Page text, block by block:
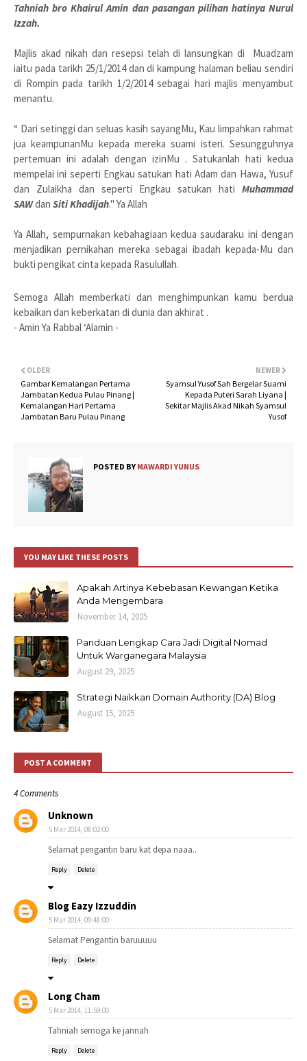
Tahniah bro Khairul Amin dan pasangan pilihan hatinya Nurul
Izzah.
Majlis akad nikah dan resepsi telah di lansungkan di Muadzam
iaitu pada tarikh 25/1/2014 dan di kampung halaman beliau sendiri
di Rompin pada tarikh 1/2/2014 sebagai hari majlis menyambut
menantu.
“ Dari setinggi dan seluas kasih sayangMu, Kau limpahkan rahmat
jua keampunanMu kepada mereka suami isteri. Sesungguhnya
pertemuan ini adalah dengan izinMu . Satukanlah hati kedua
mempelai ini seperti Engkau satukan hati Adam dan Hawa, Yusuf
dan Zulaikha dan seperti Engkau satukan hati Muhammad
SAWdan Siti Khadijah." Ya Allah
Ya Allah, sempurnakan kebahagiaan kedua saudaraku ini dengan
menjadikan pernikahan mereka sebagai ibadah kepada-Mu dan
bukti pengikat cinta kepada Rasulullah.
Semoga Allah memberkati dan menghimpunkan kamu berdua
kebaikan dan keberkatan di dunia dan akhirat .
- Amin Ya Rabbal ‘Alamin -
NEWER
Syamsul Yusof Sah Bergelar Suami
Kepada Puteri Sarah Liyana |
Sekitar Majlis Akad Nikah Syamsul
Yusof
OLDER
Gambar Kemalangan Pertama
Jambatan Kedua Pulau Pinang |
Kemalangan Hari Pertama
Jambatan Baru Pulau Pinang
POSTED BY MAWARDI YUNUS
YOU MAY LIKE THESE POSTS
Apakah Artinya Kebebasan Kewangan Ketika
Anda Mengembara
November 14, 2025
Panduan Lengkap Cara Jadi Digital Nomad
Untuk Warganegara Malaysia
August 29, 2025
Strategi Naikkan Domain Authority (DA) Blog
August 15, 2025
POST A COMMENT
4 Comments
Unknown
5 Mar 2014, 08:02:00
Selamat pengantin baru kat depa naaa..
Reply Delete
Blog Eazy Izzuddin
5 Mar 2014, 09:48:00
Selamat Pengantin baruuuuu
Reply Delete
Long Cham
5 Mar 2014, 11:59:00
Tahniah semoga ke jannah
Reply Delete